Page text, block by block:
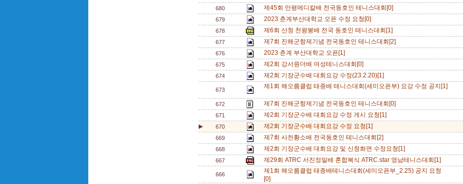
680 제45회 만평메디칼배 전국동호인 테니스대회[0]
679
2023 춘계부산대학교 오픈 수정 요청[0]
678
제6회 산청 천왕봉배 전국 동호인 테니스대회[1]
677
제7회 진해군항제기념 전국동호인 테니스대회[2]
676
2023 춘계 부산대학교 오픈[1]
675
제2회 강서원더배 여성테니스대회[0]
674
제2회 기장군수배 대회요강 수정(23.2.20)[1]
673 제1회 해오름클럽 태종배 테니스대회(세미오픈부) 요강 수정 공지[1]
672 제7회 진해군항제기념 전국동호인 테니스대회[0]
671
제2회 기장군수배 대회요강 수정 게시 요청[1]
▶
670 제2회 기장군수배 대회요강 수정 요청[1]
669
제7회 사천황소배 전국동호인 테니스대회[2]
668
제2회 기장군수배 대회요강 및 신청화면 수정요청[1]
667
제29회 ATRC 서진정밀배 혼합복식 ATRC.star 영남테니스대회[1]
666
제1회 해오름클럽 태종배테니스대회(세미오픈부_2.25) 공지 요청
[0]